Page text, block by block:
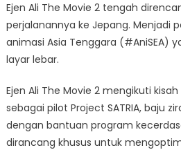
Ejen Ali The Movie 2 tengah
perjalanannya ke Jepang. Menjadi
animasi Asia Tenggara (#AniSEA)
layar lebar.
Ejen Ali The Movie 2 mengikuti
sebagai pilot Project SATRIA, baju
dengan bantuan program
dirancang khusus untuk